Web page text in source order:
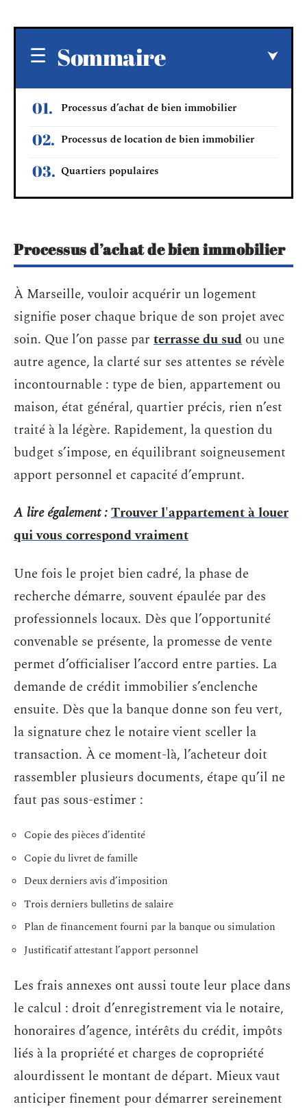
Sommaire
Processus d’achat de bien immobilier
Processus de location de bien immobilier
Quartiers populaires
Processus d’achat de bien immobilier
À Marseille, vouloir acquérir un logement
signifie poser chaque brique de son projet avec
soin. Que l’on passe par terrasse du sud ou une
autre agence, la clarté sur ses attentes se révèle
incontournable : type de bien, appartement ou
maison, état général, quartier précis, rien n’est
traité à la légère. Rapidement, la question du
budget s’impose, en équilibrant soigneusement
apport personnel et capacité d’emprunt.
A lire également :Trouver l'appartement à louer
qui vous correspond vraiment
Une fois le projet bien cadré, la phase de
recherche démarre, souvent épaulée par des
professionnels locaux. Dès que l’opportunité
convenable se présente, la promesse de vente
permet d’officialiser l’accord entre parties. La
demande de crédit immobilier s’enclenche
ensuite. Dès que la banque donne son feu vert,
la signature chez le notaire vient sceller la
transaction. À ce moment-là, l’acheteur doit
rassembler plusieurs documents, étape qu’il ne
faut pas sous-estimer :
Copie des pièces d’identité
Copie du livret de famille
Deux derniers avis d’imposition
Trois derniers bulletins de salaire
Plan de financement fourni par la banque ou simulation
Justificatif attestant l’apport personnel
Les frais annexes ont aussi toute leur place dans
le calcul : droit d’enregistrement via le notaire,
honoraires d’agence, intérêts du crédit, impôts
liés à la propriété et charges de copropriété
alourdissent le montant de départ. Mieux vaut
anticiper finement pour démarrer sereinement